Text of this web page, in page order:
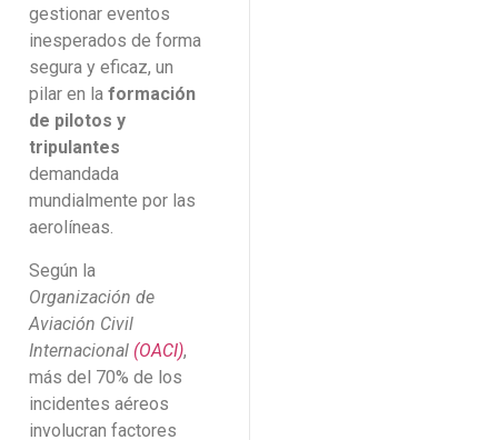
gestionar eventos
inesperados de forma
segura y eficaz, un
pilar en la formación
de pilotos y
tripulantes
demandada
mundialmente por las
aerolíneas.
Según la
Organización de
Aviación Civil
Internacional (OACI),
más del 70% de los
incidentes aéreos
involucran factores